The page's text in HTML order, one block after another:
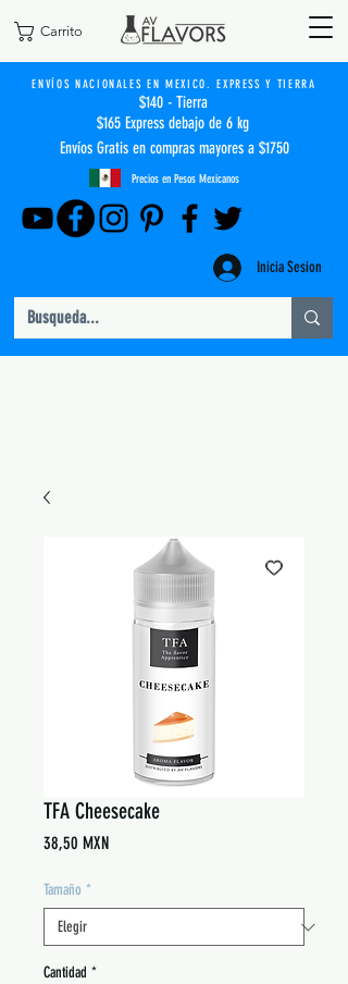
Carrito
ENVÍOS NACIONALES EN MEXICO. EXPRESS Y TIERRA
$140 - Tierra
$165 Express debajo de 6 kg
Envíos Gratis en compras mayores a $1750
Precios en Pesos Mexicanos
Inicia Sesion
TFA Cheesecake
38,50 MXNPrecio
Tamaño *
Cantidad *